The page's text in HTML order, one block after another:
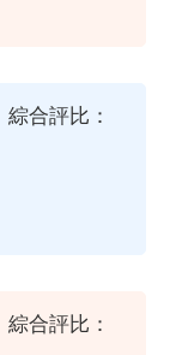
綜合評比：
綜合評比：